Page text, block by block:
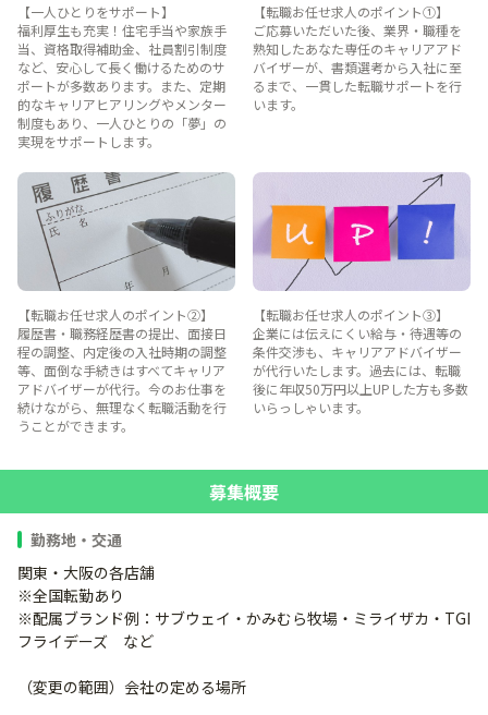
【一人ひとりをサポート】
福利厚生も充実！住宅手当や家族手
当、資格取得補助金、社員割引制度
など、安心して長く働けるためのサ
ポートが多数あります。また、定期
的なキャリアヒアリングやメンター
制度もあり、一人ひとりの「夢」の
実現をサポートします。
【転職お任せ求人のポイント①】
ご応募いただいた後、業界・職種を
熟知したあなた専任のキャリアアド
バイザーが、書類選考から入社に至
るまで、一貫した転職サポートを行
います。
【転職お任せ求人のポイント②】
履歴書・職務経歴書の提出、面接日
程の調整、内定後の入社時期の調整
等、面倒な手続きはすべてキャリア
アドバイザーが代行。今のお仕事を
続けながら、無理なく転職活動を行
うことができます。
【転職お任せ求人のポイント③】
企業には伝えにくい給与・待遇等の
条件交渉も、キャリアアドバイザー
が代行いたします。過去には、転職
後に年収50万円以上UPした方も多数
いらっしゃいます。
募集概要
勤務地・交通
関東・大阪の各店舗
※全国転勤あり
※配属ブランド例：サブウェイ・かみむら牧場・ミライザカ・TGI
フライデーズ など
（変更の範囲）会社の定める場所